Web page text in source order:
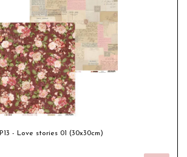
P13 - Love stories 01 (30x30cm)